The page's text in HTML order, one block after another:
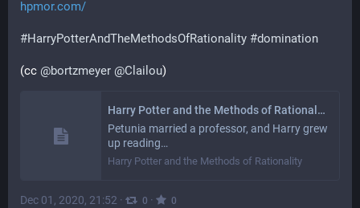
hpmor.com/
#HarryPotterAndTheMethodsOfRationality #domination
(cc @bortzmeyer @Clailou)
Harry Potter and the Methods of Rationality
Petunia married a professor, and Harry grew
up reading…
Harry Potter and the Methods of Rationality
Dec 01, 2020, 21:52 · 0 · 0